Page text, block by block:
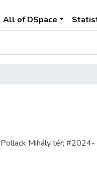
All of DSpace
Mihály tér; #2024-